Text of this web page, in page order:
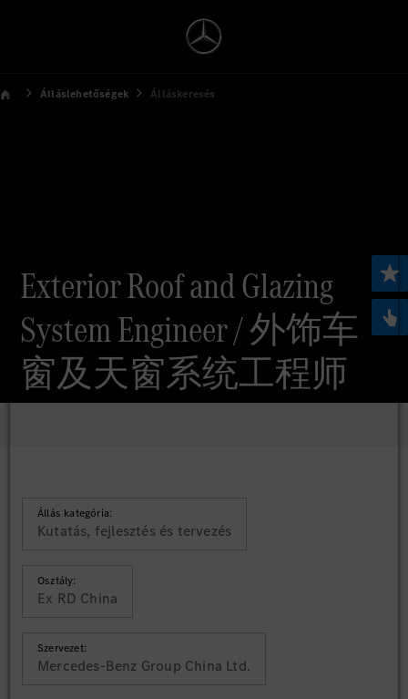
Álláslehetőségek Álláskeresés
Exterior Roof and Glazing
System Engineer / 外饰车
窗及天窗系统工程师
Állás kategória:
Kutatás, fejlesztés és tervezés
Osztály:
Ex RD China
Szervezet:
Mercedes-Benz Group China Ltd.